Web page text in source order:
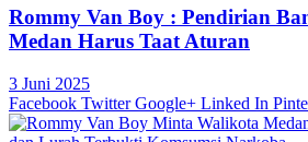
Rommy Van Boy : Pendirian
Medan Harus Taat Aturan
3 Juni 2025
Facebook Twitter Google+ Linked In